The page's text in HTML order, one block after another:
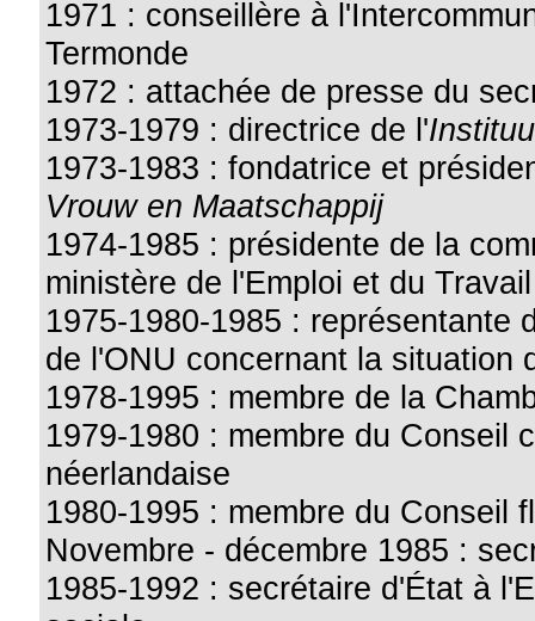
1971 : conseillère à
Termonde
1972 : attachée de presse du
1973-1979 : directrice de l'
1973-1983 : fondatrice et
Vrouw en Maatschappij
1974-1985 : présidente de la
ministère de l'Emploi et du Travail
1975-1980-1985 : représentante
de l'ONU concernant la situation
1978-1995 : membre de la
1979-1980 : membre du Conseil
néerlandaise
1980-1995 : membre du Conseil
Novembre - décembre 1985 :
1985-1992 : secrétaire d'État à